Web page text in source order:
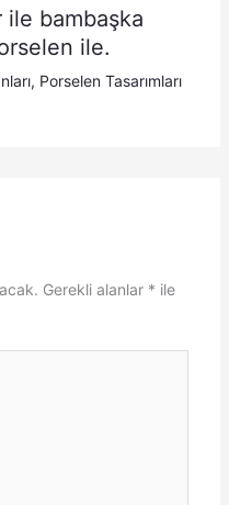
bambaşka
ile.
, Porselen Tasarımları
Gerekli alanlar * ile